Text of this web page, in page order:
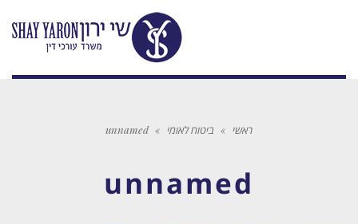
ראשי » ביטוח לאומי »
unnamed
unnamed